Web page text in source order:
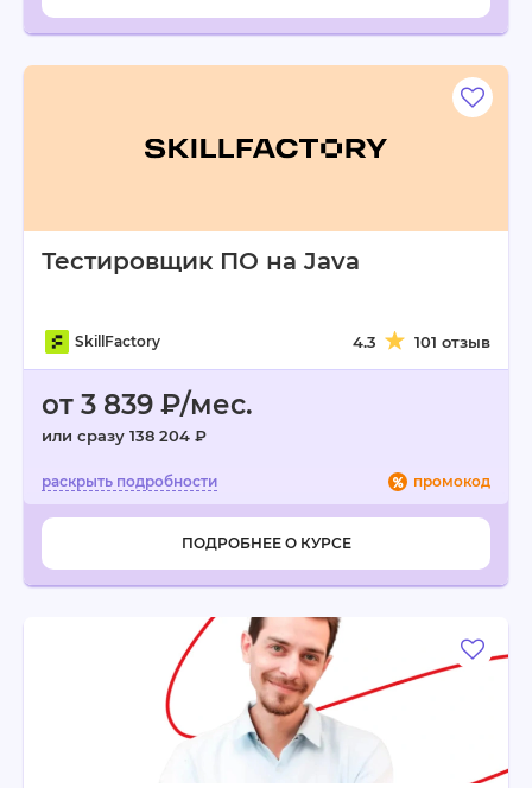
Тестировщик ПО на Java
SkillFactory 4.3 101 отзыв
от 3 839 ₽/мес.
или сразу 138 204 ₽
промокод
ПОДРОБНЕЕ О КУРСЕ